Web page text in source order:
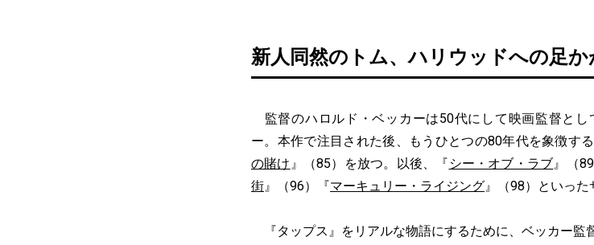
新人同然のトム、ハリウッドへの足か
監督のハロルド・ベッカーは50代にして映画監督とし
ー。本作で注目された後、もうひとつの80年代を象徴す
の賭け 』（85）を放つ。以後、『 シー・オブ・ラブ』（
街』（96）『マーキュリー・ライジング』（98）といった
『タップス』をリアルな物語にするために、ベッカー監